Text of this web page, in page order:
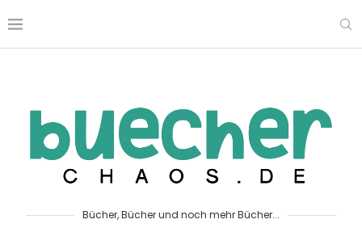
Bücher, Bücher und noch mehr Bücher...